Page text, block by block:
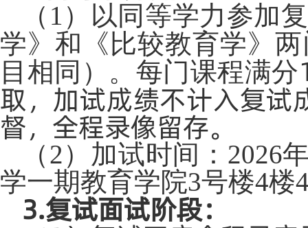
（ 1） 以同等学力参加
学》和《比较教育学》
目相同）。每门课程满分
取，加试成绩不计入复试
督，全程录像留存。
（2）加试时间：2026
学一期教育学院3号楼4楼
3.复试面试阶段：